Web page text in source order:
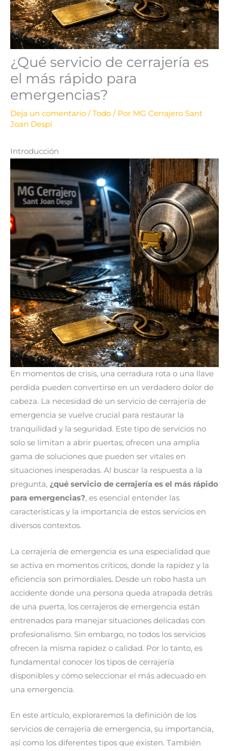
¿Qué servicio de cerrajería es
el más rápido para
emergencias?
Deja un comentario /Todo / Por MG Cerrajero Sant
Joan Despi
Introducción
En momentos de crisis, una cerradura rota o una llave
perdida pueden convertirse en un verdadero dolor de
cabeza. La necesidad de un servicio de cerrajería de
emergencia se vuelve crucial para restaurar la
tranquilidad y la seguridad. Este tipo de servicios no
solo se limitan a abrir puertas; ofrecen una amplia
gama de soluciones que pueden ser vitales en
situaciones inesperadas. Al buscar la respuesta a la
pregunta, ¿qué servicio de cerrajería es el más rápido
para emergencias?, es esencial entender las
características y la importancia de estos servicios en
diversos contextos.
La cerrajería de emergencia es una especialidad que
se activa en momentos críticos, donde la rapidez y la
eficiencia son primordiales. Desde un robo hasta un
accidente donde una persona queda atrapada detrás
de una puerta, los cerrajeros de emergencia están
entrenados para manejar situaciones delicadas con
profesionalismo. Sin embargo, no todos los servicios
ofrecen la misma rapidez o calidad. Por lo tanto, es
fundamental conocer los tipos de cerrajería
disponibles y cómo seleccionar el más adecuado en
una emergencia.
En este artículo, exploraremos la definición de los
servicios de cerrajería de emergencia, su importancia,
así como los diferentes tipos que existen. También